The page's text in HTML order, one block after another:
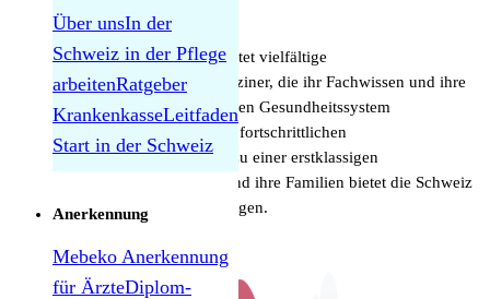
MAGAZIN
Quellensteuer Lohnrechner
Über unsIn der
Schweiz in der Pflege
arbeitenRatgeber
KrankenkasseLeitfaden
Start in der Schweiz
Anerkennung
Mebeko Anerkennung
für ÄrzteDiplom-
und Perspektiven
Die Urologie in der Schweiz bietet vielfältige
Karrieremöglichkeiten für Mediziner, die ihr Fachwissen und ihre
Fähigkeiten in einem erstklassigen Gesundheitssystem
weiterentwickeln möchten. Von fortschrittlichen
Behandlungsmethoden bis hin zu einer erstklassigen
Lebensqualität für Fachkräfte und ihre Familien bietet die Schweiz
ein attraktives Umfeld für Urologen.